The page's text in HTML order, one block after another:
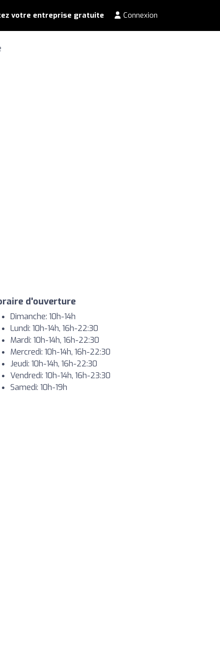
votre entreprise gratuite Connexion
d'ouverture
Dimanche: 10h-14h
Lundi: 10h-14h, 16h-22:30
Mardi: 10h-14h, 16h-22:30
Mercredi: 10h-14h, 16h-22:30
Jeudi: 10h-14h, 16h-22:30
Vendredi: 10h-14h, 16h-23:30
Samedi: 10h-19h